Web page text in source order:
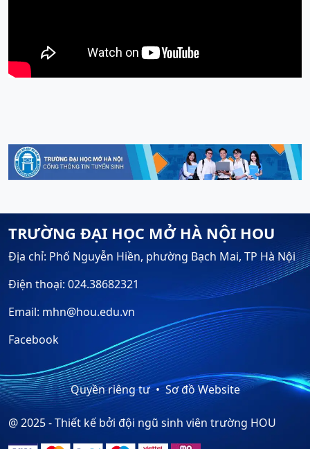
TRƯỜNG ĐẠI HỌC MỞ HÀ NỘI HOU
Địa chỉ: Phố Nguyễn Hiền, phường Bạch Mai, TP Hà Nội
Điện thoại: 024.38682321
Email: mhn@hou.edu.vn
Facebook
Quyền riêng tư Sơ đồ Website
@ 2025 - Thiết kế bởi đội ngũ sinh viên trường HOU